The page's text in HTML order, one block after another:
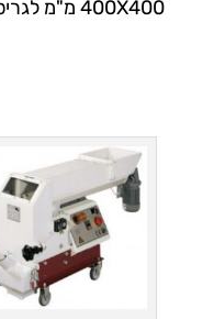
400X400 מ"מ לגריסת מוצרים פסולים.